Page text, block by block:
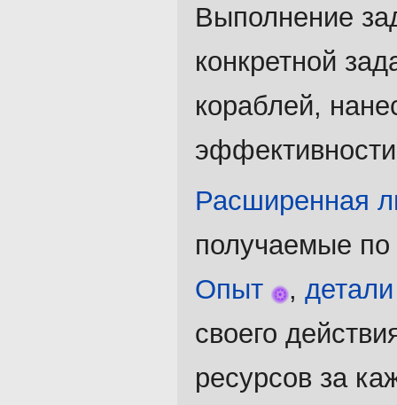
Выполнение
конкретной
кораблей,
Расширенная
получаемые по
Опыт
,
своего
ресурсов за